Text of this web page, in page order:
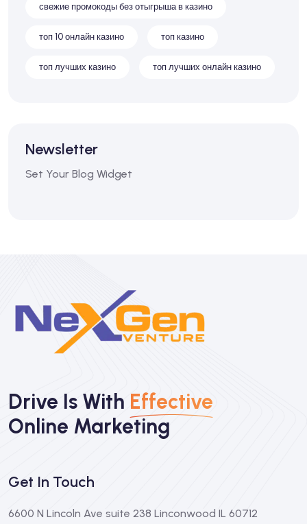
свежие промокоды без отыгрыша в казино
топ 10 онлайн казино топ казино
топ лучших казино топ лучших онлайн казино
Newsletter
Set Your Blog Widget
Drive Is With Effective
Online Marketing
Get In Touch
6600 N Lincoln Ave suite 238 Linconwood IL 60712